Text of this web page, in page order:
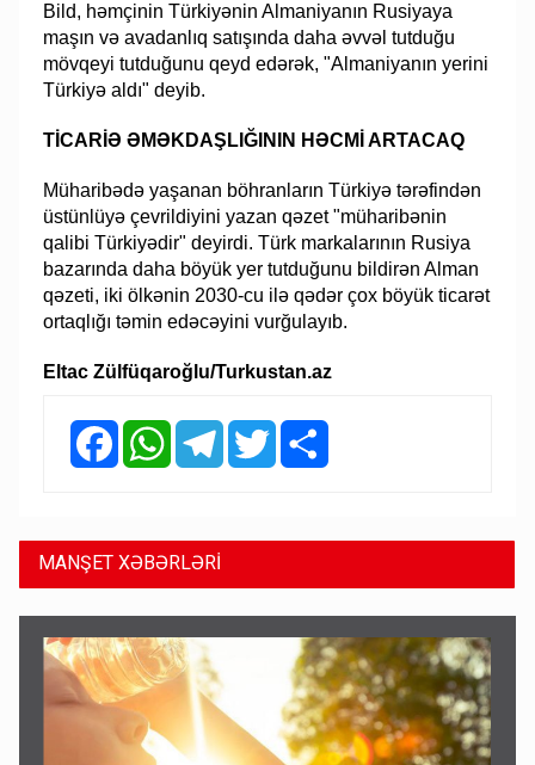
Bild, həmçinin Türkiyənin Almaniyanın Rusiyaya
maşın və avadanlıq satışında daha əvvəl tutduğu
mövqeyi tutduğunu qeyd edərək, "Almaniyanın yerini
Türkiyə aldı" deyib.
TİCARİƏ ƏMƏKDAŞLIĞININ HƏCMİ ARTACAQ
Müharibədə yaşanan böhranların Türkiyə tərəfindən
üstünlüyə çevrildiyini yazan qəzet "müharibənin
qalibi Türkiyədir" deyirdi. Türk markalarının Rusiya
bazarında daha böyük yer tutduğunu bildirən Alman
qəzeti, iki ölkənin 2030-cu ilə qədər çox böyük ticarət
ortaqlığı təmin edəcəyini vurğulayıb.
Eltac Zülfüqaroğlu/Turkustan.az
FacebookWhatsAppTelegramTwitter
MANŞET XƏBƏRLƏRİ